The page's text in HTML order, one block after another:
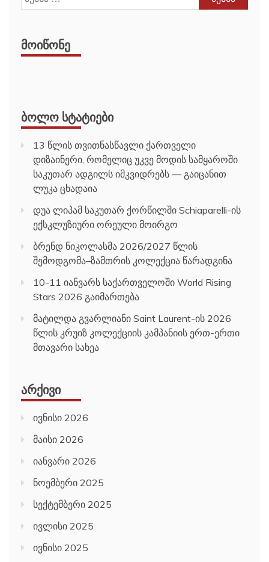
ᲛᲝᲘᲬᲝᲜᲔ
ᲑᲝᲚᲝ ᲡᲢᲐᲢᲘᲔᲑᲘ
13 წლის თვითნასწავლი ქართველი
დიზაინერი, რომელიც უკვე მოდის სამყაროში
საკუთარ ადგილს იმკვიდრებს — გაიცანით
ლუკა ცხადაია
დუა ლიპამ საკუთარ ქორწილში Schiaparelli-ის
ექსკლუზიური ორეული მოირგო
ბრენდ ნიკოლასმა 2026/2027 წლის
შემოდგომა–ზამთრის კოლექცია წარადგინა
10-11 იანვარს საქართველოში World Rising
Stars 2026 გაიმართება
მატილდა გვარლიანი Saint Laurent-ის 2026
წლის კრუიზ კოლექციის კამპანიის ერთ-ერთი
მთავარი სახეა
ᲐᲠᲥᲘᲕᲘ
ივნისი 2026
მაისი 2026
იანვარი 2026
ნოემბერი 2025
სექტემბერი 2025
ივლისი 2025
ივნისი 2025